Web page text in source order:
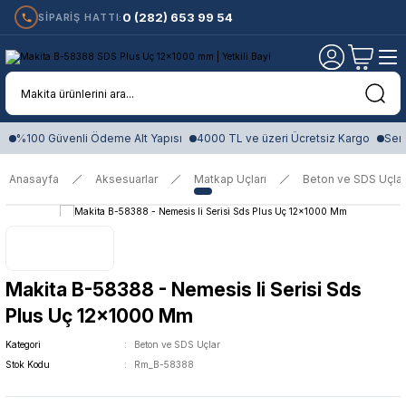
SİPARİŞ HATTI: 0 (282) 653 99 54
%100 Güvenli Ödeme Alt Yapısı 4000 TL ve üzeri Ücretsiz Kargo
Anasayfa Aksesuarlar Matkap Uçları Beton ve SDS Uçlar
Makita B-58388 - Nemesis Ii Serisi Sds
Plus Uç 12x1000 Mm
Kategori
Beton ve SDS Uçlar
Stok Kodu
Rm_B-58388